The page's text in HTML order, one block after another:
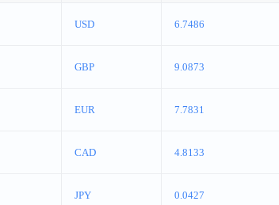
USD 6.7486
GBP 9.0873
EUR 7.7831
CAD 4.8133
JPY 0.0427